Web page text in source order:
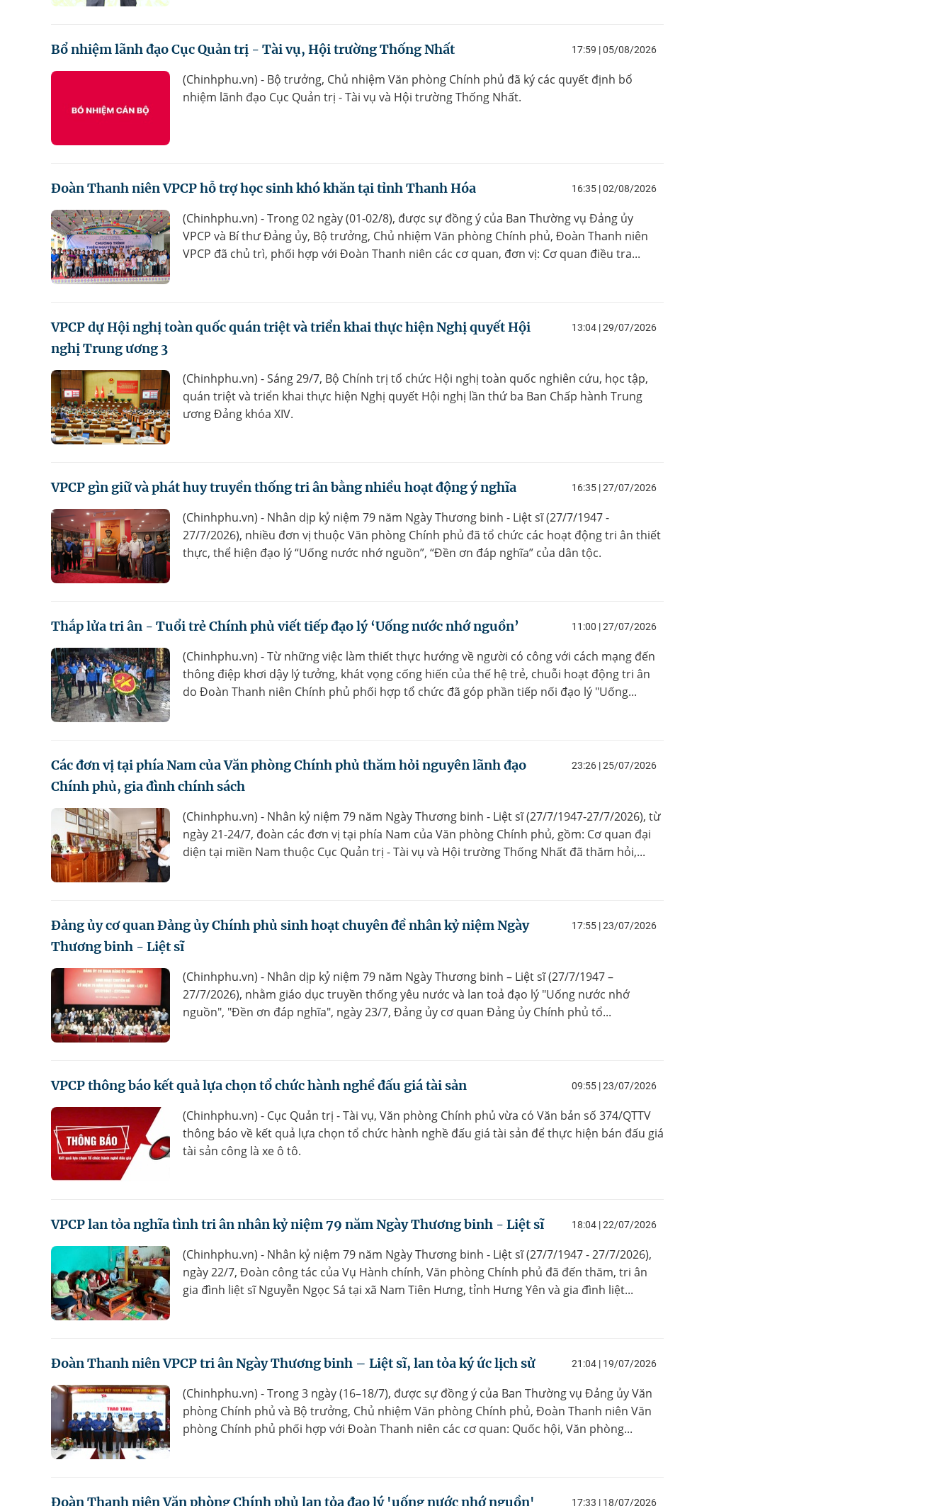
Bổ nhiệm lãnh đạo Cục Quản trị - Tài vụ, Hội trường Thống Nhất 17:59 | 05/08/2026
(Chinhphu.vn) - Bộ trưởng, Chủ nhiệm Văn phòng Chính phủ đã ký các quyết định bổ
nhiệm lãnh đạo Cục Quản trị - Tài vụ và Hội trường Thống Nhất.
Đoàn Thanh niên VPCP hỗ trợ học sinh khó khăn tại tỉnh Thanh Hóa 16:35 | 02/08/2026
(Chinhphu.vn) - Trong 02 ngày (01-02/8), được sự đồng ý của Ban Thường vụ Đảng ủy
VPCP và Bí thư Đảng ủy, Bộ trưởng, Chủ nhiệm Văn phòng Chính phủ, Đoàn Thanh niên
VPCP đã chủ trì, phối hợp với Đoàn Thanh niên các cơ quan, đơn vị: Cơ quan điều tra...
VPCP dự Hội nghị toàn quốc quán triệt và triển khai thực hiện Nghị quyết Hội
nghị Trung ương 3
13:04 | 29/07/2026
(Chinhphu.vn) - Sáng 29/7, Bộ Chính trị tổ chức Hội nghị toàn quốc nghiên cứu, học tập,
quán triệt và triển khai thực hiện Nghị quyết Hội nghị lần thứ ba Ban Chấp hành Trung
ương Đảng khóa XIV.
VPCP gìn giữ và phát huy truyền thống tri ân bằng nhiều hoạt động ý nghĩa 16:35 | 27/07/2026
(Chinhphu.vn) - Nhân dịp kỷ niệm 79 năm Ngày Thương binh - Liệt sĩ (27/7/1947 -
27/7/2026), nhiều đơn vị thuộc Văn phòng Chính phủ đã tổ chức các hoạt động tri ân thiết
thực, thể hiện đạo lý “Uống nước nhớ nguồn”, “Đền ơn đáp nghĩa” của dân tộc.
Thắp lửa tri ân - Tuổi trẻ Chính phủ viết tiếp đạo lý ‘Uống nước nhớ nguồn’ 11:00 | 27/07/2026
(Chinhphu.vn) - Từ những việc làm thiết thực hướng về người có công với cách mạng đến
thông điệp khơi dậy lý tưởng, khát vọng cống hiến của thế hệ trẻ, chuỗi hoạt động tri ân
do Đoàn Thanh niên Chính phủ phối hợp tổ chức đã góp phần tiếp nối đạo lý "Uống...
Các đơn vị tại phía Nam của Văn phòng Chính phủ thăm hỏi nguyên lãnh đạo
Chính phủ, gia đình chính sách
23:26 | 25/07/2026
(Chinhphu.vn) - Nhân kỷ niệm 79 năm Ngày Thương binh - Liệt sĩ (27/7/1947-27/7/2026), từ
ngày 21-24/7, đoàn các đơn vị tại phía Nam của Văn phòng Chính phủ, gồm: Cơ quan đại
diện tại miền Nam thuộc Cục Quản trị - Tài vụ và Hội trường Thống Nhất đã thăm hỏi,...
Đảng ủy cơ quan Đảng ủy Chính phủ sinh hoạt chuyên đề nhân kỷ niệm Ngày
Thương binh - Liệt sĩ
17:55 | 23/07/2026
(Chinhphu.vn) - Nhân dịp kỷ niệm 79 năm Ngày Thương binh – Liệt sĩ (27/7/1947 –
27/7/2026), nhằm giáo dục truyền thống yêu nước và lan toả đạo lý "Uống nước nhớ
nguồn", "Đền ơn đáp nghĩa", ngày 23/7, Đảng ủy cơ quan Đảng ủy Chính phủ tổ...
VPCP thông báo kết quả lựa chọn tổ chức hành nghề đấu giá tài sản 09:55 | 23/07/2026
(Chinhphu.vn) - Cục Quản trị - Tài vụ, Văn phòng Chính phủ vừa có Văn bản số 374/QTTV
thông báo về kết quả lựa chọn tổ chức hành nghề đấu giá tài sản để thực hiện bán đấu giá
tài sản công là xe ô tô.
VPCP lan tỏa nghĩa tình tri ân nhân kỷ niệm 79 năm Ngày Thương binh - Liệt sĩ 18:04 | 22/07/2026
(Chinhphu.vn) - Nhân kỷ niệm 79 năm Ngày Thương binh - Liệt sĩ (27/7/1947 - 27/7/2026),
ngày 22/7, Đoàn công tác của Vụ Hành chính, Văn phòng Chính phủ đã đến thăm, tri ân
gia đình liệt sĩ Nguyễn Ngọc Sá tại xã Nam Tiên Hưng, tỉnh Hưng Yên và gia đình liệt...
Đoàn Thanh niên VPCP tri ân Ngày Thương binh – Liệt sĩ, lan tỏa ký ức lịch sử 21:04 | 19/07/2026
(Chinhphu.vn) - Trong 3 ngày (16–18/7), được sự đồng ý của Ban Thường vụ Đảng ủy Văn
phòng Chính phủ và Bộ trưởng, Chủ nhiệm Văn phòng Chính phủ, Đoàn Thanh niên Văn
phòng Chính phủ phối hợp với Đoàn Thanh niên các cơ quan: Quốc hội, Văn phòng...
Đoàn Thanh niên Văn phòng Chính phủ lan tỏa đạo lý 'uống nước nhớ nguồn' 17:33 | 18/07/2026